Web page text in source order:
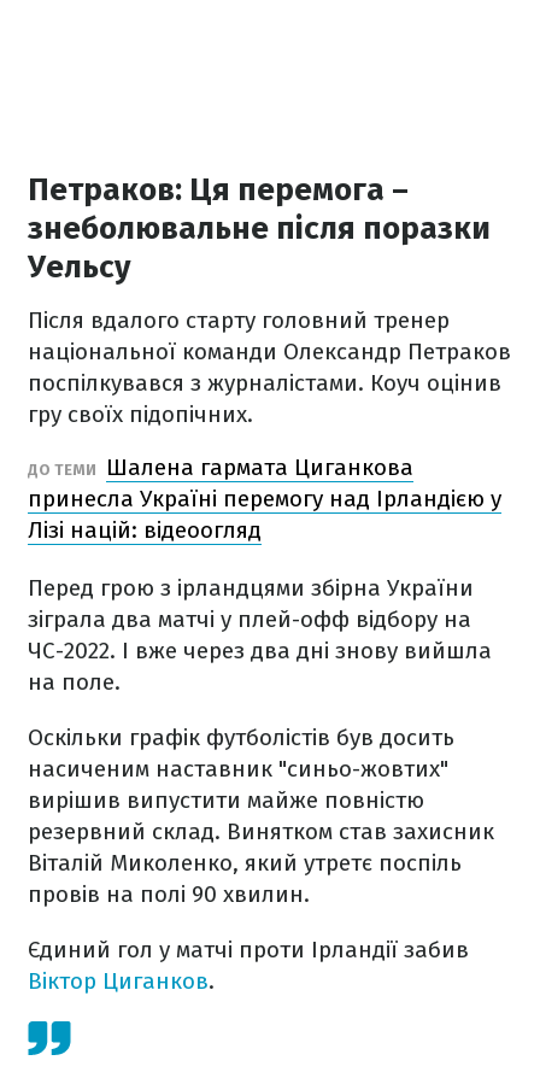
Петраков: Ця перемога –
знеболювальне після поразки
Уельсу
Після вдалого старту головний тренер
національної команди Олександр Петраков
поспілкувався з журналістами. Коуч оцінив
гру своїх підопічних.
ДО ТЕМИ
Шалена гармата Циганкова
принесла Україні перемогу над Ірландією у
Лізі націй: відеоогляд
Перед грою з ірландцями збірна України
зіграла два матчі у плей-офф відбору на
ЧС-2022. І вже через два дні знову вийшла
на поле.
Оскільки графік футболістів був досить
насиченим наставник "синьо-жовтих"
вирішив випустити майже повністю
резервний склад. Винятком став захисник
Віталій Миколенко, який утретє поспіль
провів на полі 90 хвилин.
Єдиний гол у матчі проти Ірландії забив
Віктор Циганков.